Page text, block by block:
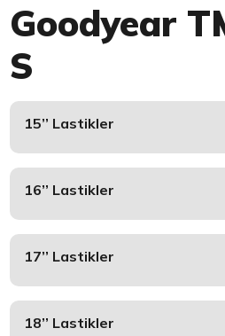
Goodyear
S
15’’ Lastikler
16’’ Lastikler
17’’ Lastikler
18’’ Lastikler